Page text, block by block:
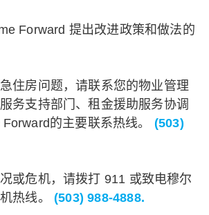
Forward 提出改进政策和做法的
住房问题，请联系您的物业管理
务支持部门、租金援助服务协调
的主要联系热线。 (503)
或危机，请拨打 911 或致电穆尔
热线。 (503) 988-4888.